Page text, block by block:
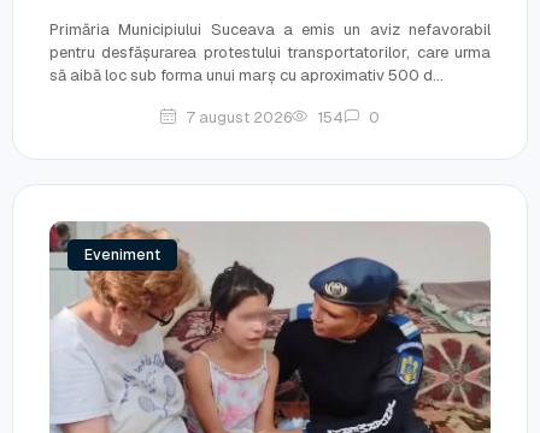
Primăria Municipiului Suceava a emis un aviz nefavorabil
pentru desfășurarea protestului transportatorilor, care urma
să aibă loc sub forma unui marș cu aproximativ 500 d...
7 august 2026 154 0
Eveniment